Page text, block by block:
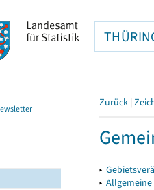
Zurück |
▸
▸